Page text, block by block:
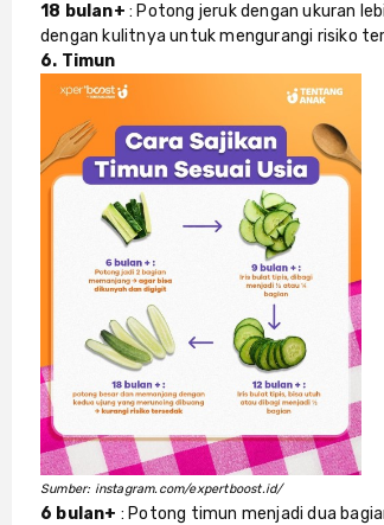
18 bulan+ : Potong jeruk dengan ukuran
dengan kulitnya untuk mengurangi risiko
6. Timun
Sumber: instagram.com/expertboost.id/
6 bulan+ : Potong timun menjadi dua